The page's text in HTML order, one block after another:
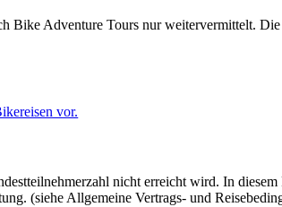
Bike Adventure Tours nur weitervermittelt.
vor.
nicht erreicht wird. In
(siehe Allgemeine Vertrags- und